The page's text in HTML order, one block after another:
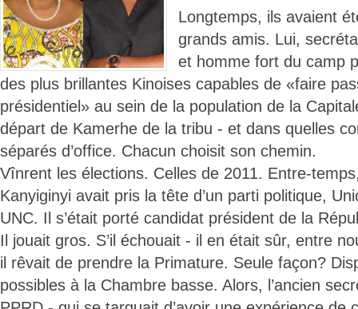
Longtemps, ils avaient
grands amis. Lui,
et homme fort du camp
des plus brillantes Kinoises capables de «faire
présidentiel» au sein de la population de la
départ de Kamerhe de la tribu - et dans quelles
séparés d’office. Chacun choisit son chemin.
Vînrent les élections. Celles de 2011. Entre-
Kanyiginyi avait pris la tête d’un parti politique,
UNC. Il s’était porté candidat président de la
Il jouait gros. S’il échouait - il en était sûr, entre
il rêvait de prendre la Primature. Seule façon?
possibles à la Chambre basse. Alors, l’ancien